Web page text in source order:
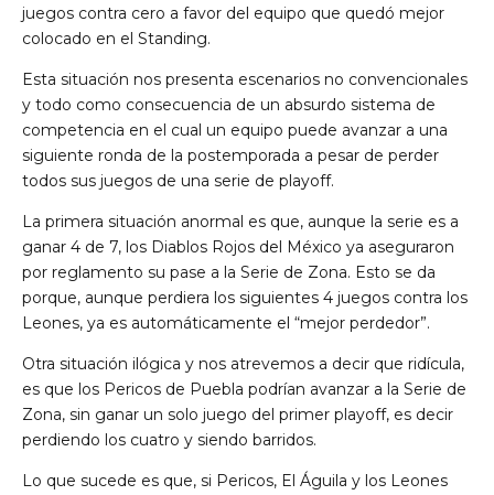
juegos contra cero a favor del equipo que quedó mejor
colocado en el Standing.
Esta situación nos presenta escenarios no convencionales
y todo como consecuencia de un absurdo sistema de
competencia en el cual un equipo puede avanzar a una
siguiente ronda de la postemporada a pesar de perder
todos sus juegos de una serie de playoff.
La primera situación anormal es que, aunque la serie es a
ganar 4 de 7, los Diablos Rojos del México ya aseguraron
por reglamento su pase a la Serie de Zona. Esto se da
porque, aunque perdiera los siguientes 4 juegos contra los
Leones, ya es automáticamente el “mejor perdedor”.
Otra situación ilógica y nos atrevemos a decir que ridícula,
es que los Pericos de Puebla podrían avanzar a la Serie de
Zona, sin ganar un solo juego del primer playoff, es decir
perdiendo los cuatro y siendo barridos.
Lo que sucede es que, si Pericos, El Águila y los Leones